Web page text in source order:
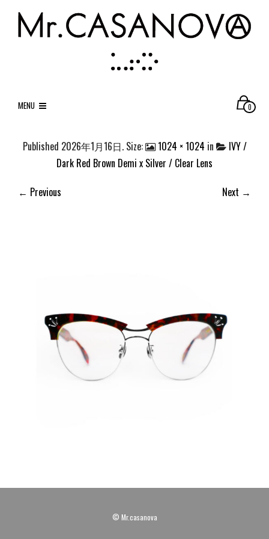
MENU 0
Published 2026年1月16日. Size: 1024 × 1024 in
IVY /
Dark Red Brown Demi x Silver / Clear Lens
← Previous
Next →
© Mr.casanova